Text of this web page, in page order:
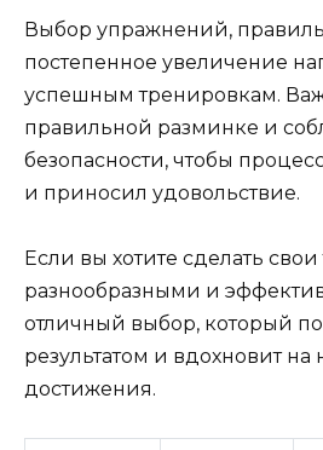
Выбор упражнений,
постепенное увеличение
успешным тренировкам.
правильной разминке и
безопасности, чтобы
и приносил удовольствие.
Если вы хотите сделать
разнообразными и
отличный выбор, который
результатом и вдохновит
достижения.